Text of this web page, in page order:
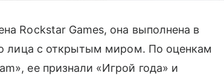
Rockstar Games, она выполнена в
лица с открытым миром. По оценкам
ее признали «Игрой года» и